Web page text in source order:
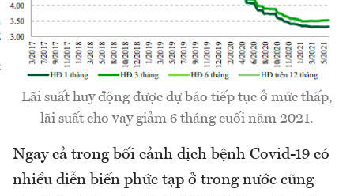
Lãi suất huy động được dự báo tiếp tục ở mức thấp,
lãi suất cho vay giảm 6 tháng cuối năm 2021.
Ngay cả trong bối cảnh dịch bệnh Covid-19 có
nhiều diễn biến phức tạp ở trong nước cũng